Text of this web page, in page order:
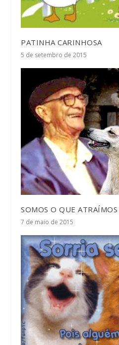
PATINHA CARINHOSA
5 de setembro de 2015
SOMOS O QUE ATRAÍMOS
7 de maio de 2015